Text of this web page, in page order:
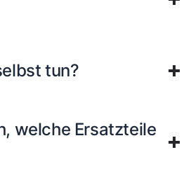
tun?
welche Ersatzteile